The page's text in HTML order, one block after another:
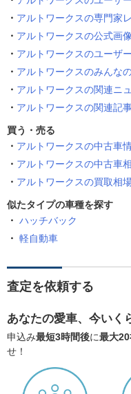
アルトワークスの専門家
アルトワークスの公式画
アルトワークスのユーザ
アルトワークスのみんな
アルトワークスの関連ニ
アルトワークスの関連記
買う・売る
アルトワークスの中古車
アルトワークスの中古車
アルトワークスの買取相
似たタイプの車種を探す
ハッチバック
軽自動車
査定を依頼する
あなたの愛車、今いく
申込み最短3時間後に最大
せ！